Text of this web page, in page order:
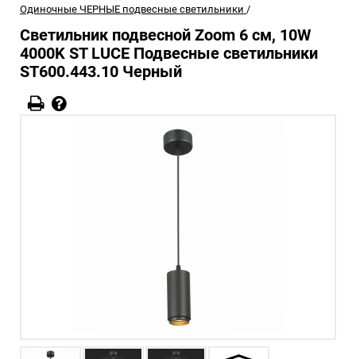
Одиночные ЧЕРНЫЕ подвесные светильники /
Светильник подвесной Zoom 6 см, 10W
4000K ST LUCE Подвесные светильники
ST600.443.10 Черный